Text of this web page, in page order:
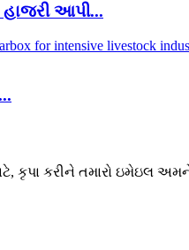
આપી...
કૃપા કરીને તમારો ઇમેઇલ